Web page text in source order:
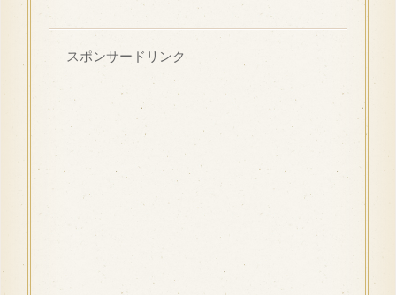
スポンサードリンク